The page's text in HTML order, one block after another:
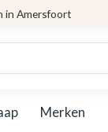
in Amersfoort
Merken